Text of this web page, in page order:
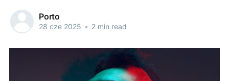
Porto
28 cze 2025 • 2 min read